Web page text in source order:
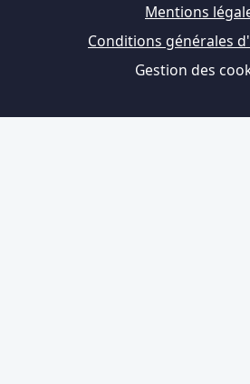
Mentions
Conditions générales
Gestion des